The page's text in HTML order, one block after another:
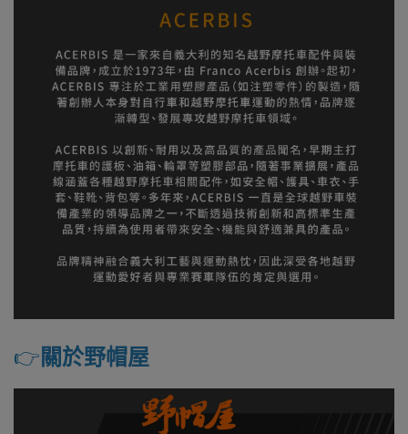
👉️ 關於野帽屋